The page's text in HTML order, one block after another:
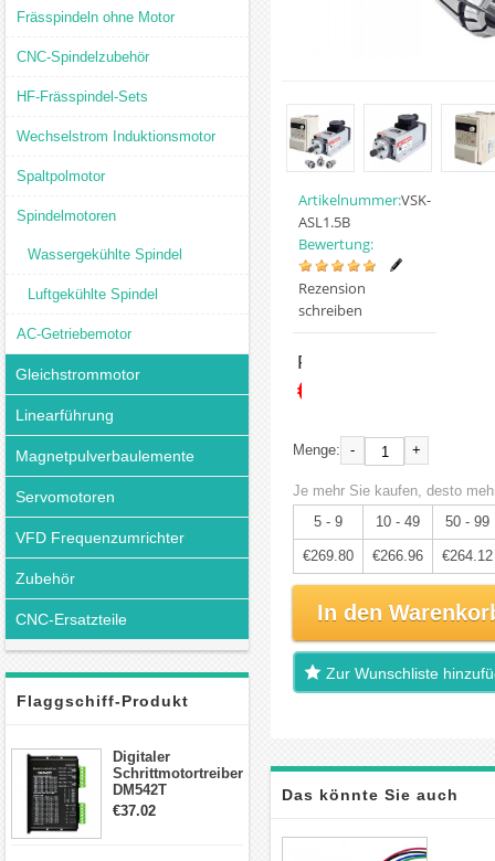
Frässpindeln ohne Motor
CNC-Spindelzubehör
HF-Frässpindel-Sets
Wechselstrom Induktionsmotor
Spaltpolmotor
Spindelmotoren
Wassergekühlte Spindel
Luftgekühlte Spindel
AC-Getriebemotor
Gleichstrommotor
Linearführung
Magnetpulverbaulemente
Servomotoren
VFD Frequenzumrichter
Zubehör
CNC-Ersatzteile
Flaggschiff-Produkt
Digitaler
Schrittmotortreiber
DM542T
Schrittmotor
€37.02
Artikelnummer:VSK-
ASL1.5B
Bewertung:
Rezension
schreiben
Preis:
€284.00
Menge: - +
Je mehr Sie kaufen, desto
5 - 9
10 - 49 50 - 99
€269.80 €266.96 €264.12
In den
Zur Wunschliste
Das könnte Sie auch
interessieren